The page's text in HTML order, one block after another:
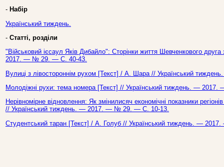
- Набір
Український тиждень.
- Статті, розділи
"Військовий ієсаул Яків Дибайло": Сторінки життя Шевченкового
2017. — № 29. — С. 40-43.
Вулиці з лівостороннім рухом [Текст] / А. Шара // Український
Молодіжні рухи: тема номера [Текст] // Український тиждень. —
Нерівномірне відновлення: Як змінилисяч економічні показники
// Український тиждень. — 2017. — № 29. — С. 10-13.
Студентський таран [Текст] / А. Голуб // Український тиждень. —